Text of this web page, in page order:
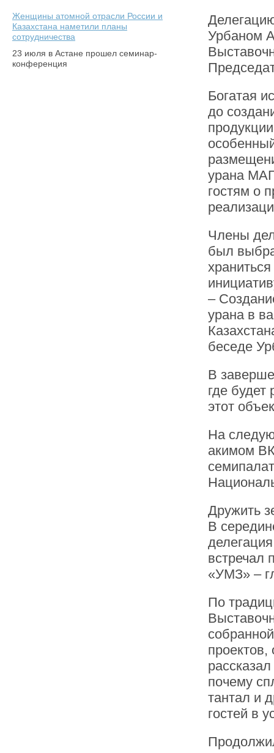
Женщины атомной отрасли России и
Казахстана наметили планы
сотрудничества
23 июля в Астане прошел семинар-
конференция
Урбаном
Богатая
до
урана
гостям о
Члены
был
–
урана в
беседе
В
где
этот
На
акимом
Дружить
В
встречал
«УМЗ» –
По
проектов,
почему
тантал и
гостей в